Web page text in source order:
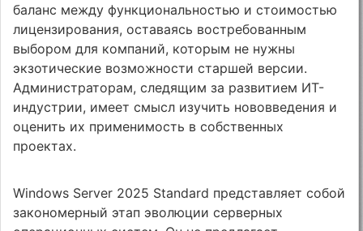
баланс между функциональностью и стоимостью
лицензирования, оставаясь востребованным
выбором для компаний, которым не нужны
экзотические возможности старшей версии.
Администраторам, следящим за развитием ИТ-
индустрии, имеет смысл изучить нововведения и
оценить их применимость в собственных
проектах.
Windows Server 2025 Standard представляет собой
закономерный этап эволюции серверных